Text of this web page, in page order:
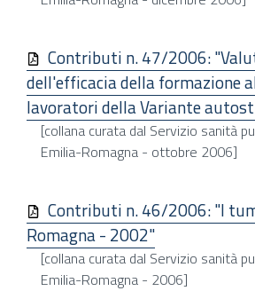
Contributi n. 47/2006:
dell'efficacia della formazione
lavoratori della Variante
[collana curata dal Servizio sanità
Emilia-Romagna - ottobre 2006]
Contributi n. 46/2006: "I
Romagna - 2002"
[collana curata dal Servizio sanità
Emilia-Romagna - 2006]